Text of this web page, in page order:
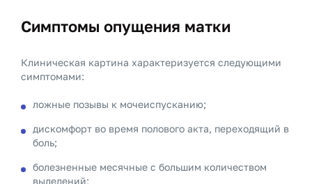
Симптомы опущения матки
Клиническая картина характеризуется следующими
симптомами:
ложные позывы к мочеиспусканию;
дискомфорт во время полового акта, переходящий в
боль;
болезненные месячные с большим количеством
выделений;